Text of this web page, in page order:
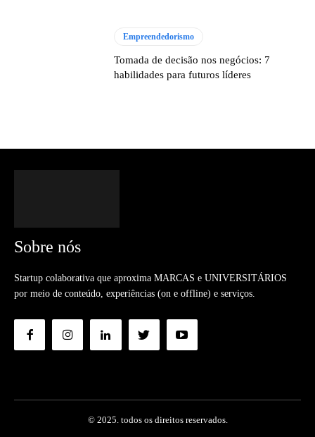
Empreendedorismo
Tomada de decisão nos negócios: 7
habilidades para futuros líderes
Sobre nós
Startup colaborativa que aproxima MARCAS e UNIVERSITÁRIOS
por meio de conteúdo, experiências (on e offline) e serviços.
© 2025. todos os direitos reservados.